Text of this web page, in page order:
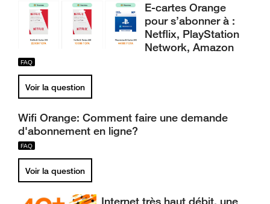
E-cartes Orange
pour s’abonner à :
Netflix, PlayStation
Network, Amazon
Voir la question
Wifi Orange: Comment faire une demande
d'abonnement en ligne?
Voir la question
Internet très haut débit, une